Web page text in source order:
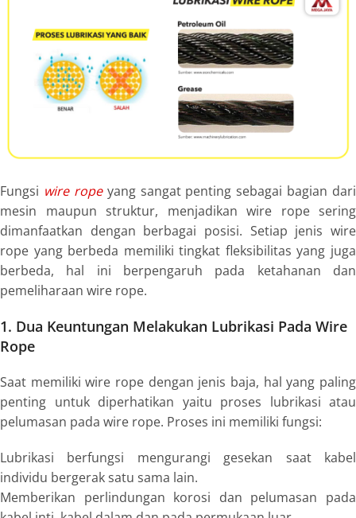
Fungsi wire ropeyang sangat penting sebagai bagian dari
mesin maupun struktur, menjadikan wire ropesering
dimanfaatkan dengan berbagai posisi. Setiap jenis wire
rope yang berbeda memiliki tingkat fleksibilitas yang juga
berbeda, hal ini berpengaruh pada ketahanan dan
pemeliharaan wire rope.
1. Dua Keuntungan Melakukan Lubrikasi Pada Wire
Rope
Saat memilikiwire rope dengan jenis baja, hal yang paling
penting untuk diperhatikan yaitu proses lubrikasi atau
pelumasan pada wire rope. Proses ini memiliki fungsi:
Lubrikasi berfungsi mengurangi gesekan saat kabel
individu bergerak satu sama lain.
Memberikan perlindungan korosi dan pelumasan pada